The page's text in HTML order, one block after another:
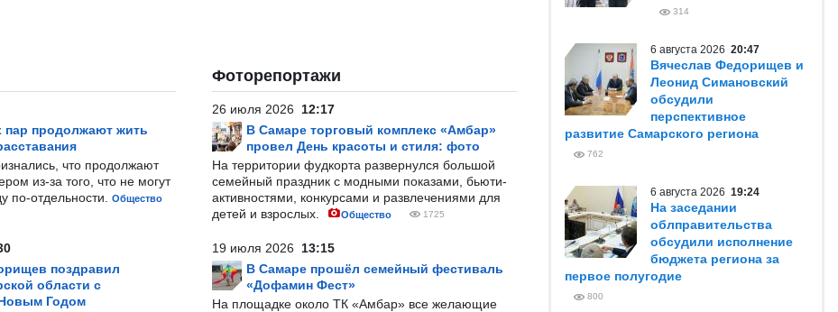
пар продолжают жить
что продолжают
из-за того, что не могут
по-отдельности.
Общество
поздравил
области с
Годом
Фоторепортажи
26 июля 2026 12:17
В Самаре торговый комплекс «Амбар»
провел День красоты и стиля: фото
На территории фудкорта развернулся большой
семейный праздник с модными показами, бьюти-
активностями, конкурсами и развлечениями для
детей и взрослых.
Общество 1725
19 июля 2026 13:15
В Самаре прошёл семейный фестиваль
«Дофамин Фест»
На площадке около ТК «Амбар» все желающие
314
6 августа 2026 20:47
Вячеслав Федорищев и
Леонид Симановский
обсудили
перспективное
развитие Самарского региона
762
6 августа 2026 19:24
На заседании
облправительства
обсудили исполнение
бюджета региона за
первое полугодие
800